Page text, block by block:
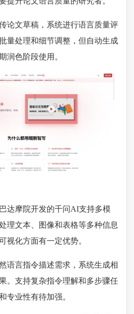
论文草稿，系统进行语言质量评
量处理和细节调整，但自动生成
润色阶段使用。
达摩院开发的千问AI支持多模
理文本、图像和表格等多种信息
视化方面有一定优势。
语言指令描述需求，系统生成相
。支持复杂指令理解和多步骤任
专业性有待加强。